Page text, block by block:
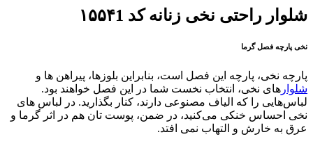
شلوار راحتی نخی زنانه کد ۱۵۵۴1
نخی پارچه فصل گرما
پارچه نخی، پارچه این فصل است، بنابراین بلوزها، پیراهن ها و
شلوار های نخی، انتخاب نخست شما در این فصل خواهند بود.
لباس‌هایی را که الیاف مصنوعی دارند، کنار بگذارید. در لباس های
نخی احساس خنکی می‌کنید، در ضمن، پوست تان هم در اثر گرما و
عرق به خارش و التهاب نمی افتد.